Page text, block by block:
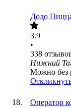
Додо
3.9
•
338
Нижний
Можно без
Оператор